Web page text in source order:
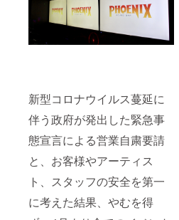
新型コロナウイルス蔓延に
伴う政府が発出した緊急事
態宣言による営業自粛要請
と、お客様やアーティス
ト、スタッフの安全を第一
に考えた結果、やむを得